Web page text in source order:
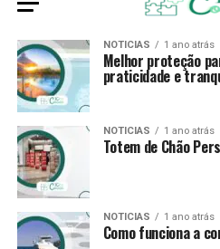
NOTICIAS 1 ano atrás
Melhor proteção
praticidade e
NOTICIAS 1 ano atrás
Totem de Chão
NOTICIAS 1 ano atrás
Como funciona a